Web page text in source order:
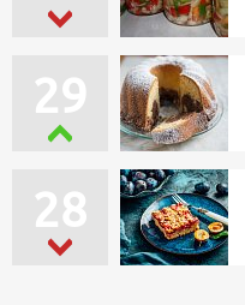
28
29